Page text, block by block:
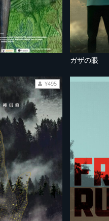
ガザの眼
¥495